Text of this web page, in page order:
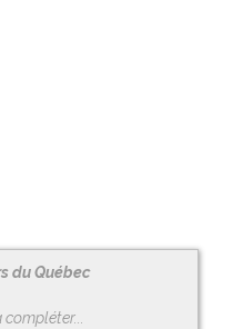
du Québec